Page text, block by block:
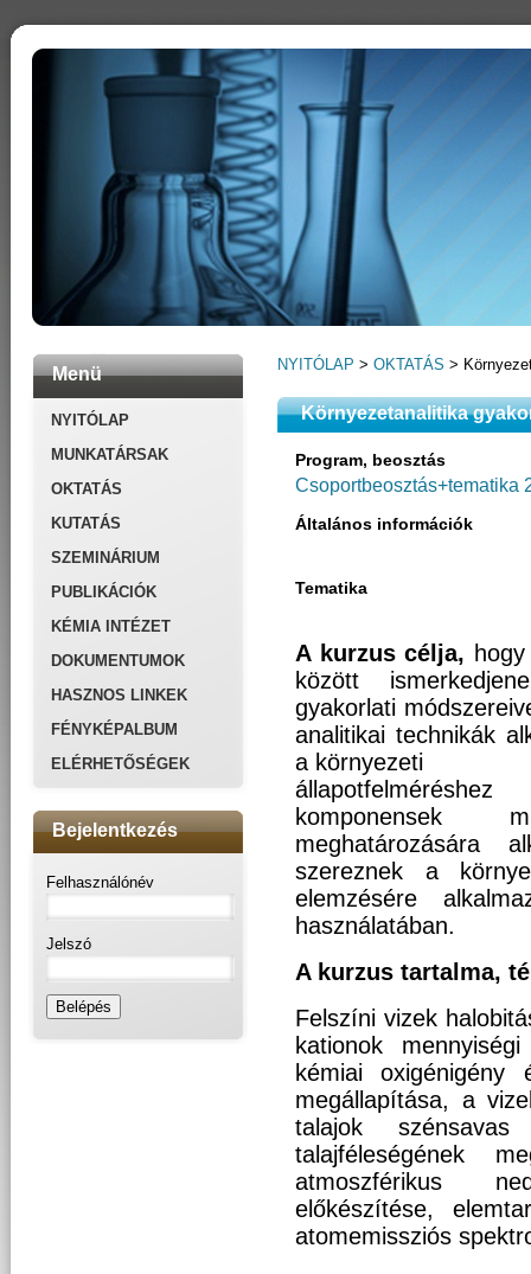
Menü
NYITÓLAP
MUNKATÁRSAK
OKTATÁS
KUTATÁS
SZEMINÁRIUM
PUBLIKÁCIÓK
KÉMIA INTÉZET
DOKUMENTUMOK
HASZNOS LINKEK
FÉNYKÉPALBUM
ELÉRHETŐSÉGEK
Bejelentkezés
Felhasználónév
Jelszó
NYITÓLAP > OKTATÁS >
Környezetanalitika
Program, beosztás
Csoportbeosztás+tematika
Általános információk
Tematika
A kurzus célja,
között
gyakorlati
analitikai technikák
a környezeti
komponensek
meghatározására
szereznek a
elemzésére
használatában.
A kurzus tartalma,
Felszíni vizek
kationok
kémiai oxigénigény
megállapítása, a
talajok
talajféleségének
atmoszférikus
előkészítése,
atomemissziós